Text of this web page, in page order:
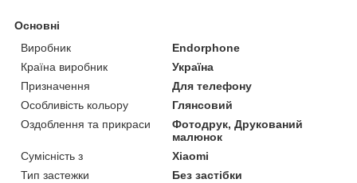
Основні
Виробник
Endorphone
Країна виробник
Україна
Призначення
Для телефону
Особливість кольору
Глянсовий
Оздоблення та прикраси
Фотодрук, Друкований
малюнок
Сумісність з
Xiaomi
Тип застежки
Без застібки